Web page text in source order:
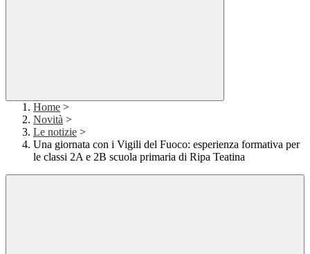
Home >
Novità >
Le notizie >
Una giornata con i Vigili del Fuoco: esperienza formativa per
le classi 2A e 2B scuola primaria di Ripa Teatina